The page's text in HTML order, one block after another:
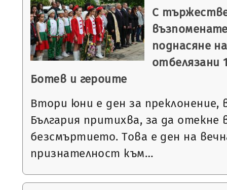
С
поднасяне
отбелязани
Ботев и героите
Втори юни е ден за
България притихва, за да отекне
безсмъртието. Това е ден на
признателност към…